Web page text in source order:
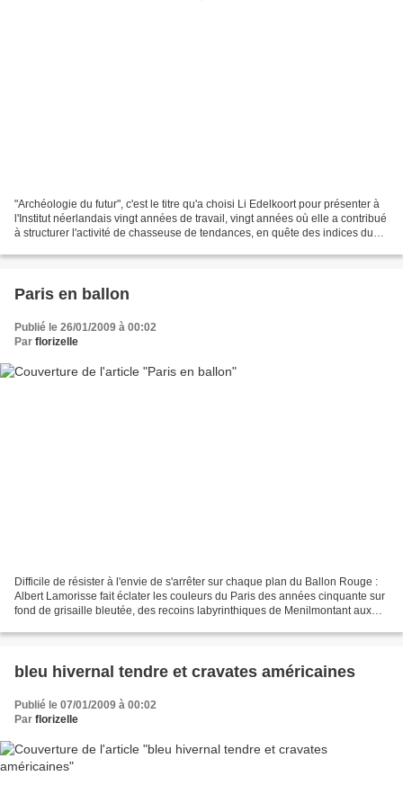
"Archéologie du futur", c'est le titre qu'a choisi Li Edelkoort pour présenter à
l'Institut néerlandais vingt années de travail, vingt années où elle a contribué
à structurer l'activité de chasseuse de tendances, en quête des indices du
Paris en ballon
Publié le 26/01/2009 à 00:02
Par florizelle
Difficile de résister à l'envie de s'arrêter sur chaque plan du Ballon Rouge :
Albert Lamorisse fait éclater les couleurs du Paris des années cinquante sur
fond de grisaille bleutée, des recoins labyrinthiques de Menilmontant aux
bleu hivernal tendre et cravates américaines
Publié le 07/01/2009 à 00:02
Par florizelle